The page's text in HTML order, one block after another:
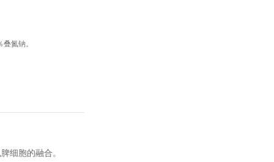
氮钠。
细胞的融合。